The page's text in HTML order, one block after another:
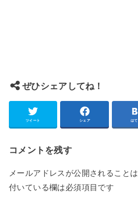
ぜひシェアしてね！
ツイート シェア は
コメントを残す
メールアドレスが公開されること
付いている欄は必須項目です